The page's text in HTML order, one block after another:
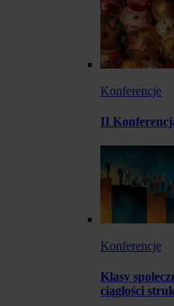
Konferencje
II
Konferencje
Klasy
ciągłości